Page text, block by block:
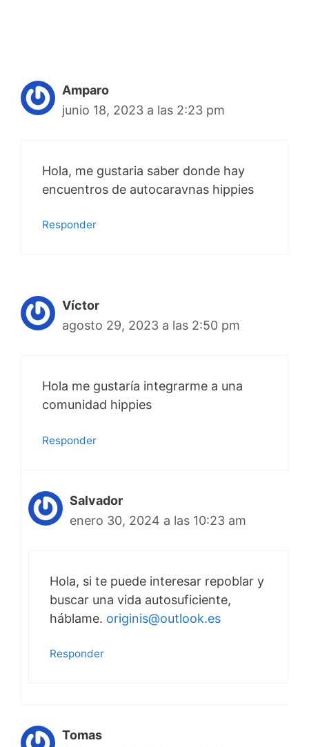
Amparo
junio 18, 2023 a las 2:23 pm
Hola, me gustaria saber donde hay
encuentros de autocaravnas hippies
Responder
Víctor
agosto 29, 2023 a las 2:50 pm
Hola me gustaría integrarme a una
comunidad hippies
Responder
Salvador
enero 30, 2024 a las 10:23 am
Hola, si te puede interesar repoblar y
buscar una vida autosuficiente,
háblame. originis@outlook.es
Responder
Tomas